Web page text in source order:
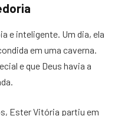
e inteligente. Um dia, ela
em uma caverna.
e que Deus havia a
Ester Vitória partiu em